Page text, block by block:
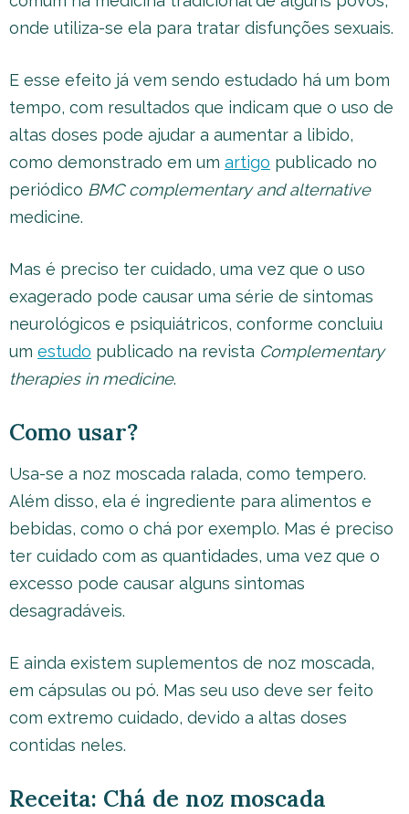
onde utiliza-se ela para tratar disfunções sexuais.
E esse efeito já vem sendo estudado há um bom
tempo, com resultados que indicam que o uso de
altas doses pode ajudar a aumentar a libido,
como demonstrado em um artigo publicado no
periódico BMC complementary and alternative
medicine.
Mas é preciso ter cuidado, uma vez que o uso
exagerado pode causar uma série de sintomas
neurológicos e psiquiátricos, conforme concluiu
um estudo publicado na revista Complementary
therapies in medicine.
Como usar?
Usa-se a noz moscada ralada, como tempero.
Além disso, ela é ingrediente para alimentos e
bebidas, como o chá por exemplo. Mas é preciso
ter cuidado com as quantidades, uma vez que o
excesso pode causar alguns sintomas
desagradáveis.
E ainda existem suplementos de noz moscada,
em cápsulas ou pó. Mas seu uso deve ser feito
com extremo cuidado, devido a altas doses
contidas neles.
Receita: Chá de noz moscada